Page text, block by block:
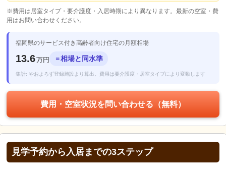
※費用は居室タイプ・要介護度・入居時期により異なります。最新の空室・費
用はお問い合わせください。
福岡県のサービス付き高齢者向け住宅の月額相場
13.6万円 ＝相場と同水準
集計: やおよろず登録施設より算出。費用は要介護度・居室タイプにより変動します
費用・空室状況を問い合わせる（無料）
見学予約から入居までの3ステップ